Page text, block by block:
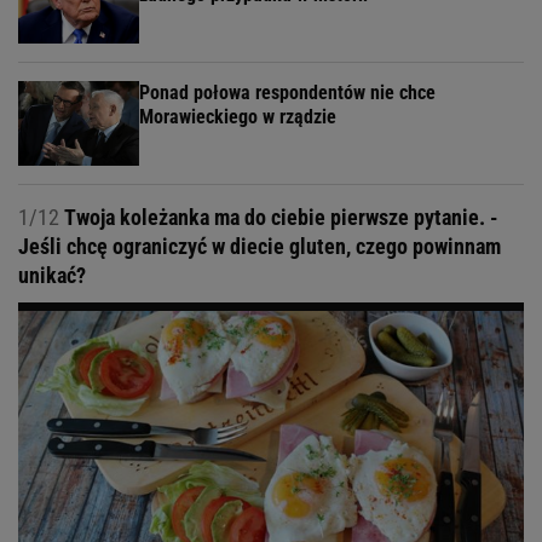
Ponad połowa respondentów nie chce
Morawieckiego w rządzie
1/12 Twoja koleżanka ma do ciebie pierwsze pytanie. -
Jeśli chcę ograniczyć w diecie gluten, czego powinnam
unikać?